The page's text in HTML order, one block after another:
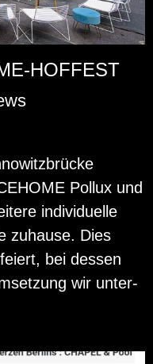
HOFFEST
Pol­lux und
in­di­vi­du­el­le
zu­hau­se. Dies
bei des­sen
wir un­ter­